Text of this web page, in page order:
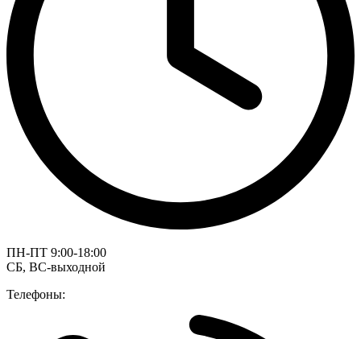
ПН-ПТ 9:00-18:00
СБ, ВС-выходной
Телефоны: